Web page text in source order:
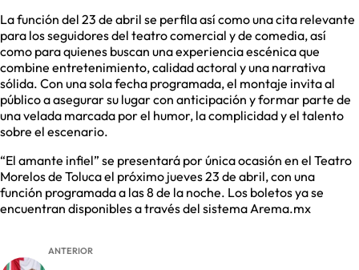
La función del 23 de abril se perfila así como una cita relevante
para los seguidores del teatro comercial y de comedia, así
como para quienes buscan una experiencia escénica que
combine entretenimiento, calidad actoral y una narrativa
sólida. Con una sola fecha programada, el montaje invita al
público a asegurar su lugar con anticipación y formar parte de
una velada marcada por el humor, la complicidad y el talento
sobre el escenario.
“El amante infiel” se presentará por única ocasión en el Teatro
Morelos de Toluca el próximo jueves 23 de abril, con una
función programada a las 8 de la noche. Los boletos ya se
encuentran disponibles a través del sistema Arema.mx
ANTERIOR